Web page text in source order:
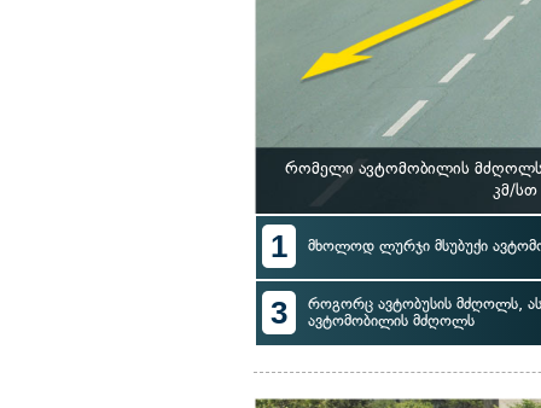
რომელი ავტომობილის მძღოლს
კმ/
1 მხოლოდ ლურჯი მსუბუქი
3
როგორც ავტობუსის მძღოლს,
ავტომობილის მძღოლს